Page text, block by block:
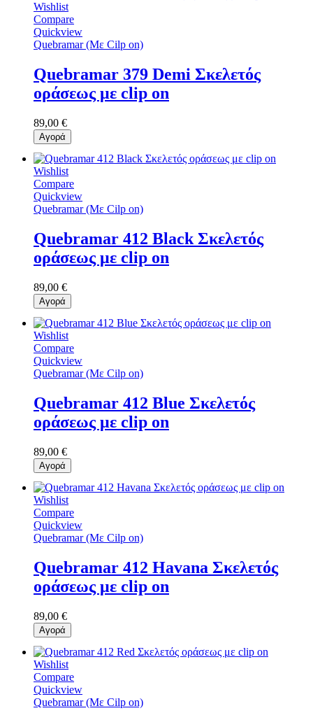
Wishlist
Compare
Quickview
Quebramar (Με Cilp on)
Quebramar 379 Demi Σκελετός
οράσεως με clip on
89,00 €
Αγορά
Wishlist
Compare
Quickview
Quebramar (Με Cilp on)
Quebramar 412 Black Σκελετός
οράσεως με clip on
89,00 €
Αγορά
Wishlist
Compare
Quickview
Quebramar (Με Cilp on)
Quebramar 412 Blue Σκελετός
οράσεως με clip on
89,00 €
Αγορά
Wishlist
Compare
Quickview
Quebramar (Με Cilp on)
Quebramar 412 Havana Σκελετός
οράσεως με clip on
89,00 €
Αγορά
Wishlist
Compare
Quickview
Quebramar (Με Cilp on)